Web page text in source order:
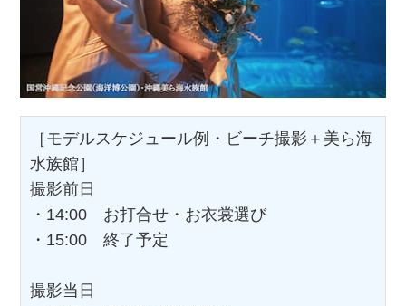
［モデルスケジュール例・ビーチ撮影＋美ら海
水族館］
撮影前日
・14:00 お打合せ・お衣裳選び
・15:00 終了予定
撮影当日